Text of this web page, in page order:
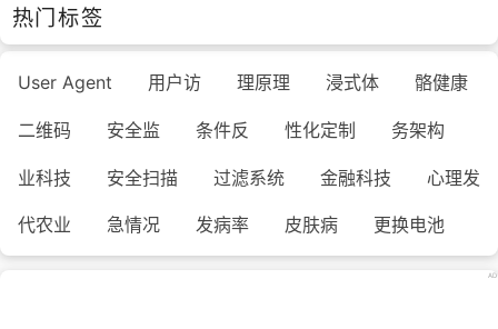
热门标签
User Agent 用户访 理原理 浸式体 骼健康
二维码 安全监 条件反 性化定制 务架构
业科技 安全扫描 过滤系统 金融科技 心理发
代农业 急情况 发病率 皮肤病 更换电池